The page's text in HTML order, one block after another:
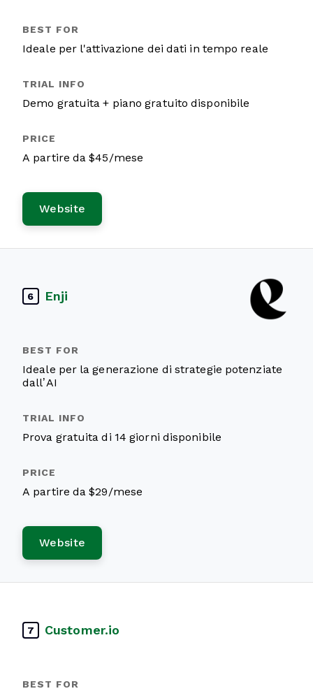
Ideale per l'attivazione dei dati in tempo reale
Demo gratuita + piano gratuito disponibile
A partire da $45/mese
Website
6 Enji
Ideale per la generazione di strategie potenziate
dall’AI
Prova gratuita di 14 giorni disponibile
A partire da $29/mese
Website
7 Customer.io